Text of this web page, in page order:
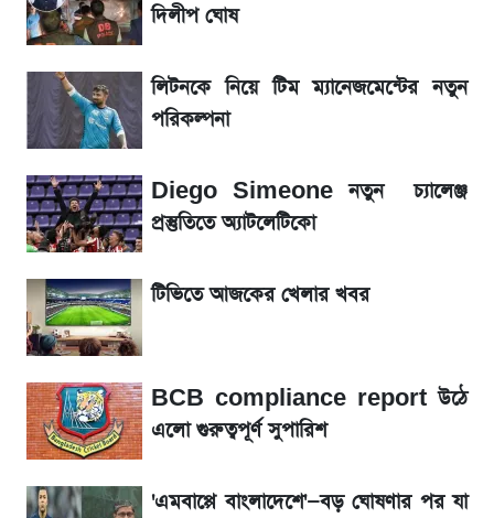
২ লাখ মানুষ অপেক্ষায়, কিন্তু দেখা গেল না শেখ
হাসিনাকে! এরপর যা ঘটল...
আগামী ৪ দিনের আবহাওয়া নিয়ে বড় সতর্কবার্তা
লিটনকে নিয়ে টিম ম্যানেজমেন্টের নতুন পরিকল্পনা
আগামীকালই স্পষ্ট হবে এসএসসি ফল প্রকাশের
তারিখ
ঘোষ
শেখ হাসিনার দেশে ফেরা নিয়ে যা বললেন রুমিন
ফারহানা
দিলীপ ঘোষ
লিটনকে নিয়ে টিম ম্যানেজমেন্টের নতুন
পরিকল্পনা
Diego Simeone নতুন চ্যালেঞ্জ
প্রস্তুতিতে অ্যাটলেটিকো
টিভিতে আজকের খেলার খবর
BCB compliance report উঠে
এলো গুরুত্বপূর্ণ সুপারিশ
'এমবাপ্পে বাংলাদেশে'—বড় ঘোষণার পর যা